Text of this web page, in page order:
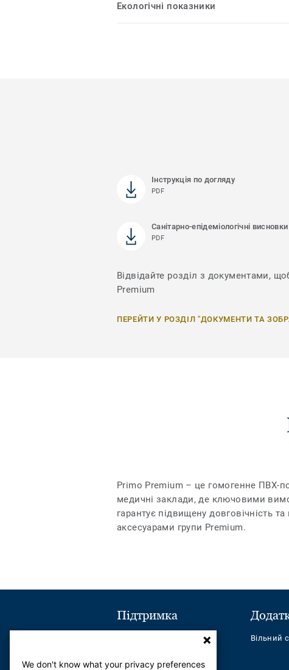
Екологічні показники
Інструкція по догляду
PDF
Санітарно-епідеміологічні висновки
PDF
Відвідайте розділ з документами,
Premium
ПЕРЕЙТИ У РОЗДІЛ "ДОКУМЕНТИ ТА
Primo Premium – це гомогенне ПВХ-
медичні заклади, де ключовими
гарантує підвищену довговічність
аксесуарами групи Premium.
Підтримка
Надіслати повідомлення
+380443545621
Вільний
We don't know what your privacy preferences